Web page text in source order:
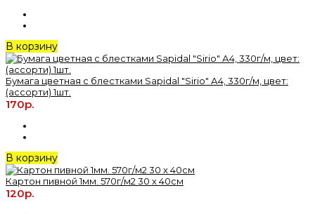
В корзину
Бумага цветная с блестками Sapidal "Sirio" А4, 330г/м, цвет:
(ассорти) 1шт.
170р.
В корзину
Картон пивной 1мм. 570г/м2 30 х 40см
120р.